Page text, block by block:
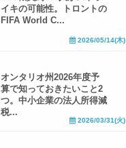
イキの可能性。トロントの
FIFA World C...
2026/05/14(木)
オンタリオ州2026年度予
算で知っておきたいこと2
つ。中小企業の法人所得減
税...
2026/03/31(火)